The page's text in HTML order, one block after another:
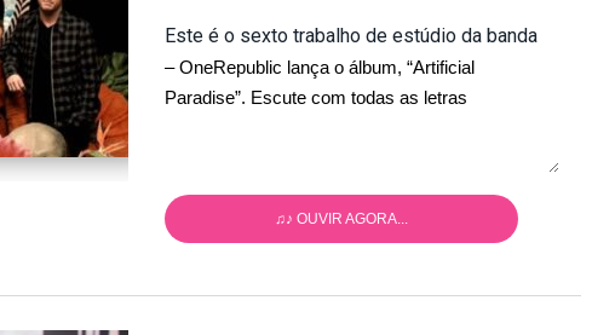
Este é o sexto trabalho de estúdio da banda
– OneRepublic lança o álbum, “Artificial
Paradise”. Escute com todas as letras
♫♪ OUVIR AGORA...